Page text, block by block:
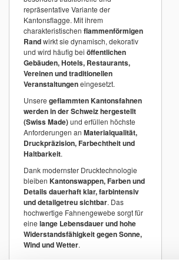
repräsentative Variante der
Kantonsflagge. Mit ihrem
charakteristischen flammenförmigen
Randwirkt sie dynamisch, dekorativ
und wird häufig bei öffentlichen
Gebäuden, Hotels, Restaurants,
Vereinen und traditionellen
Veranstaltungeneingesetzt.
Unsere geflammten Kantonsfahnen
werden in der Schweiz hergestellt
(Swiss Made)und erfüllen höchste
Anforderungen an Materialqualität,
Druckpräzision, Farbechtheit und
Haltbarkeit.
Dank modernster Drucktechnologie
bleiben Kantonswappen, Farben und
Details dauerhaft klar, farbintensiv
und detailgetreu sichtbar. Das
hochwertige Fahnengewebe sorgt für
eine lange Lebensdauer und hohe
Widerstandsfähigkeit gegen Sonne,
Wind und Wetter.